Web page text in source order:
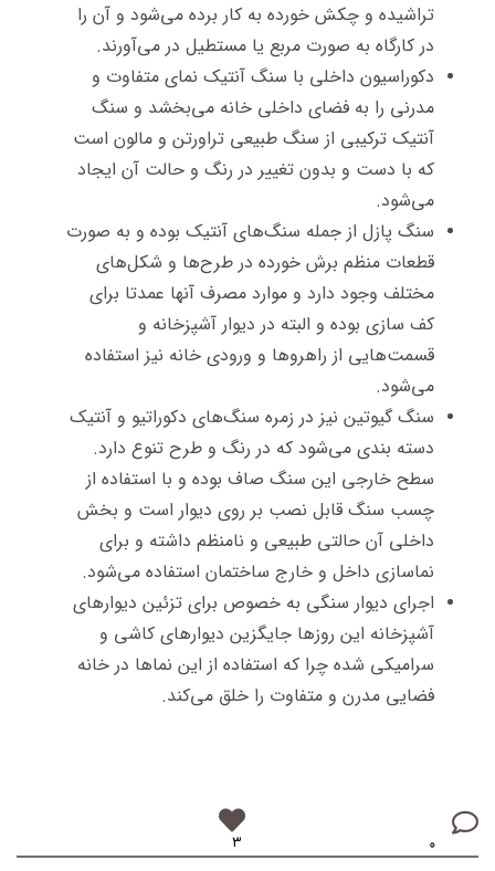
تراشیده و چکش خورده به کار برده می‌شود و آن را
در کارگاه به صورت مربع یا مستطیل در می‌آورند.
دکوراسیون داخلی با سنگ آنتیک نمای متفاوت و
مدرنی را به فضای داخلی خانه می‌بخشد و سنگ
آنتیک ترکیبی از سنگ طبیعی تراورتن و مالون است
که با دست و بدون تغییر در رنگ و حالت آن ایجاد
می‌شود.
سنگ پازل از جمله سنگ‌های آنتیک بوده و به صورت
قطعات منظم برش خورده در طرح‌ها و شکل‌های
مختلف وجود دارد و موارد مصرف آنها عمدتا برای
کف سازی بوده و البته در دیوار آشپزخانه و
قسمت‌هایی از راهروها و ورودی‌ خانه نیز استفاده
می‌شود.
سنگ گیوتین نیز در زمره سنگ‌های دکوراتیو و آنتیک
دسته بندی می‌شود که در رنگ و طرح تنوع دارد.
سطح خارجی این سنگ صاف بوده و با استفاده از
چسب سنگ قابل نصب بر روی دیوار است و بخش
داخلی آن حالتی طبیعی و نامنظم داشته و برای
نماسازی داخل و خارج ساختمان استفاده می‌شود.
اجرای دیوار سنگی به خصوص برای تزئین دیوارهای
آشپزخانه این روزها جایگزین دیوارهای کاشی و
سرامیکی شده چرا که استفاده از این نماها در خانه
فضایی مدرن و متفاوت را خلق می‌کند.
۰ ۳